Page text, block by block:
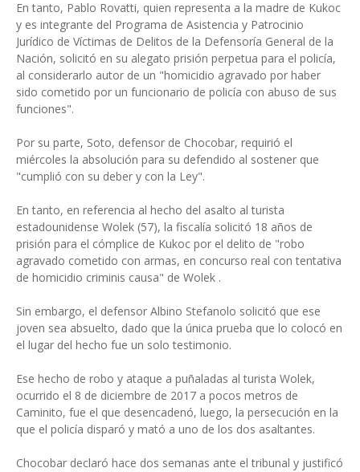
En tanto, Pablo Rovatti, quien representa a la madre de Kukoc
y es integrante del Programa de Asistencia y Patrocinio
Jurídico de Víctimas de Delitos de la Defensoría General de la
Nación, solicitó en su alegato prisión perpetua para el policía,
al considerarlo autor de un "homicidio agravado por haber
sido cometido por un funcionario de policía con abuso de sus
funciones".
Por su parte, Soto, defensor de Chocobar, requirió el
miércoles la absolución para su defendido al sostener que
"cumplió con su deber y con la Ley".
En tanto, en referencia al hecho del asalto al turista
estadounidense Wolek (57), la fiscalía solicitó 18 años de
prisión para el cómplice de Kukoc por el delito de "robo
agravado cometido con armas, en concurso real con tentativa
de homicidio criminis causa" de Wolek .
Sin embargo, el defensor Albino Stefanolo solicitó que ese
joven sea absuelto, dado que la única prueba que lo colocó en
el lugar del hecho fue un solo testimonio.
Ese hecho de robo y ataque a puñaladas al turista Wolek,
ocurrido el 8 de diciembre de 2017 a pocos metros de
Caminito, fue el que desencadenó, luego, la persecución en la
que el policía disparó y mató a uno de los dos asaltantes.
Chocobar declaró hace dos semanas ante el tribunal y justificó